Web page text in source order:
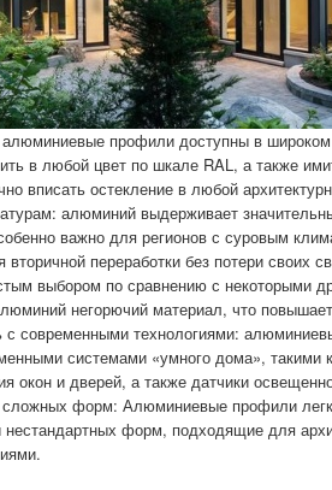
алюминиевые профили доступны в
в любой цвет по шкале RAL, а также
вписать остекление в любой
алюминий выдерживает
важно для регионов с суровым
переработки без потери своих
выбором по сравнению с некоторыми
негорючий материал, что
с современными технологиями:
системами «умного дома», такими
окон и дверей, а также датчики
форм: Алюминиевые профили
нестандартных форм, подходящие для